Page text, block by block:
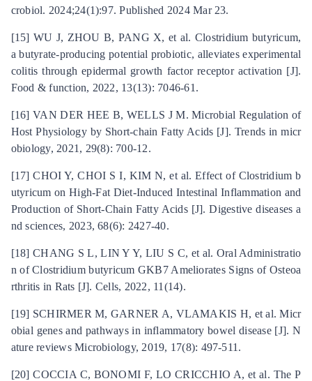
crobiol. 2024;24(1):97. Published 2024 Mar 23.
[15] WU J, ZHOU B, PANG X, et al. Clostridium butyricum,
a butyrate-producing potential probiotic, alleviates experimental
colitis through epidermal growth factor receptor activation [J].
Food & function, 2022, 13(13): 7046-61.
[16] VAN DER HEE B, WELLS J M. Microbial Regulation of
Host Physiology by Short-chain Fatty Acids [J]. Trends in micr
obiology, 2021, 29(8): 700-12.
[17] CHOI Y, CHOI S I, KIM N, et al. Effect of Clostridium b
utyricum on High-Fat Diet-Induced Intestinal Inflammation and
Production of Short-Chain Fatty Acids [J]. Digestive diseases a
nd sciences, 2023, 68(6): 2427-40.
[18] CHANG S L, LIN Y Y, LIU S C, et al. Oral Administratio
n of Clostridium butyricum GKB7 Ameliorates Signs of Osteoa
rthritis in Rats [J]. Cells, 2022, 11(14).
[19] SCHIRMER M, GARNER A, VLAMAKIS H, et al. Micr
obial genes and pathways in inflammatory bowel disease [J]. N
ature reviews Microbiology, 2019, 17(8): 497-511.
[20] COCCIA C, BONOMI F, LO CRICCHIO A, et al. The P